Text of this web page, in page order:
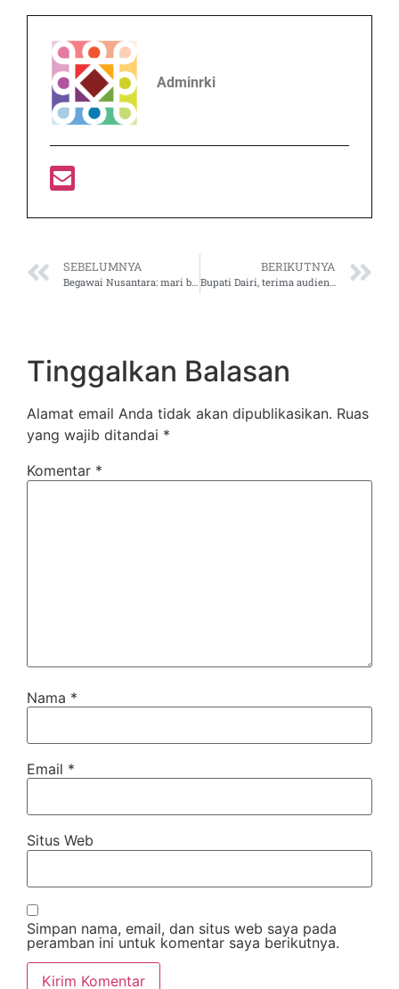
Adminrki
SEBELUMNYA
Begawai Nusantara: mari bekerja untuk merekat kembali kenusantaraan
BERIKUTNYA
Bupati Dairi, terima audiensi panitia “RoadShow Lake Toba Traditional Music Festival”
Tinggalkan Balasan
Alamat email Anda tidak akan dipublikasikan. Ruas
yang wajib ditandai *
Komentar *
Nama *
Email *
Situs Web
Simpan nama, email, dan situs web saya pada
peramban ini untuk komentar saya berikutnya.